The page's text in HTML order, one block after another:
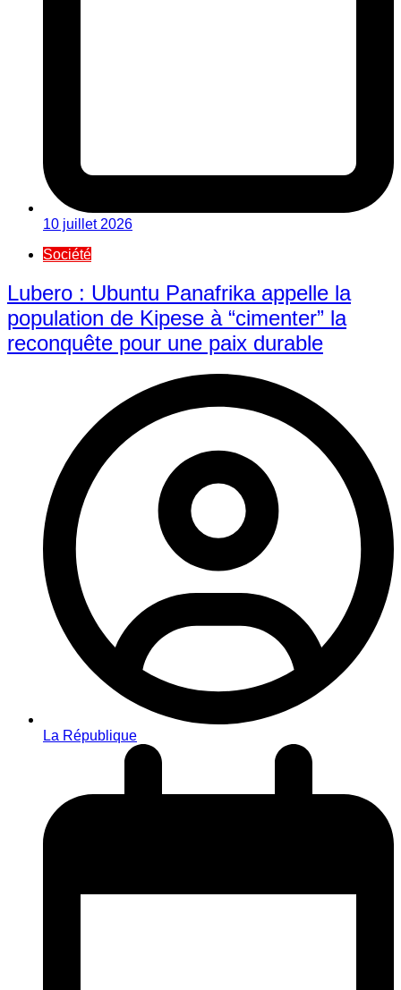
10 juillet 2026
Société
Lubero : Ubuntu Panafrika appelle la
population de Kipese à “cimenter” la
reconquête pour une paix durable
La République